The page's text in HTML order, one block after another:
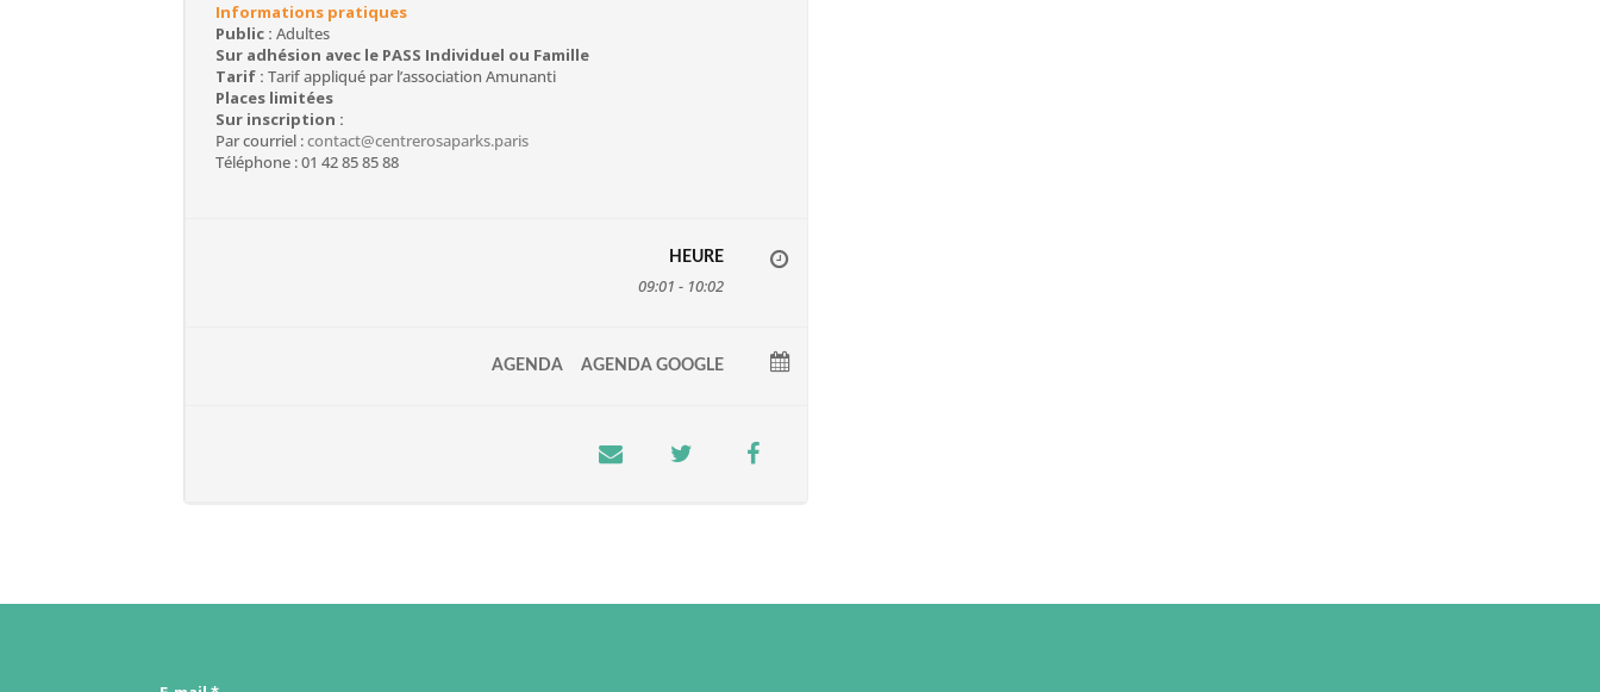
Informations pratiques
Public :Adultes
Sur adhésion avec le PASS Individuel ou Famille
Tarif :Tarif appliqué par l’association Amunanti
Places limitées
Sur inscription :
Par courriel :contact@centrerosaparks.paris
Téléphone : 01 42 85 85 88
HEURE
09:01 - 10:02
AGENDA AGENDA GOOGLE